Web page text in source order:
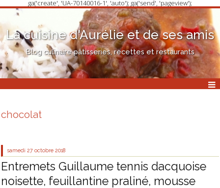
ga('create', 'UA-70140016-1', 'auto'); ga('send', 'pageview');
La cuisine d'Aurélie et de ses amis
Blog culinaire pâtisseries, recettes et restaurants
chocolat
samedi 27 octobre 2018
Entremets Guillaume tennis dacquoise
noisette, feuillantine praliné, mousse